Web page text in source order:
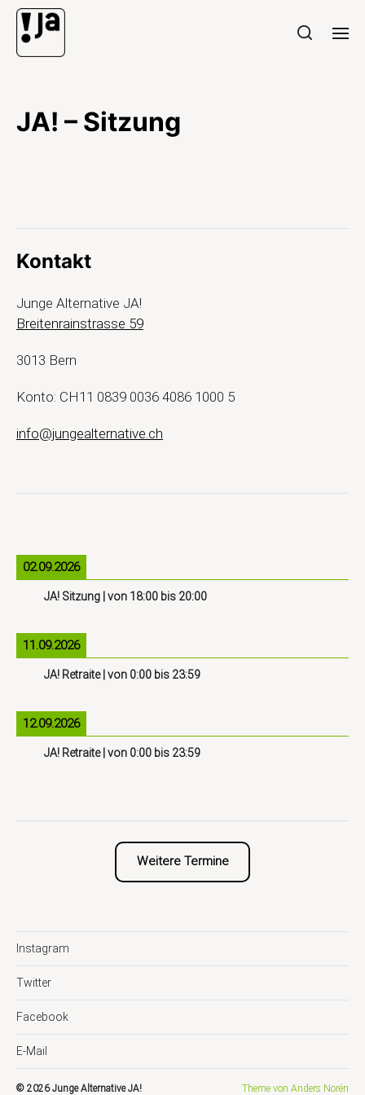
JA! – Sitzung
Kontakt
Junge Alternative JA!
Breitenrainstrasse 59
3013 Bern
Konto: CH11 0839 0036 4086 1000 5
info@jungealternative.ch
02.09.2026
JA! Sitzung | von 18:00 bis 20:00
11.09.2026
JA! Retraite| von 0:00 bis 23:59
12.09.2026
JA! Retraite| von 0:00 bis 23:59
Weitere Termine
Instagram
Twitter
Facebook
E-Mail
© 2026Junge Alternative JA! Theme von Anders Norén